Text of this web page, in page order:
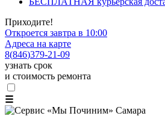
Приходите!
Откроется завтра в 10:00
Адреса на карте
8(846)379-21-09
узнать срок
и стоимость ремонта
☰